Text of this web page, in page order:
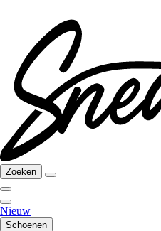
Zoeken
Nieuw
Schoenen